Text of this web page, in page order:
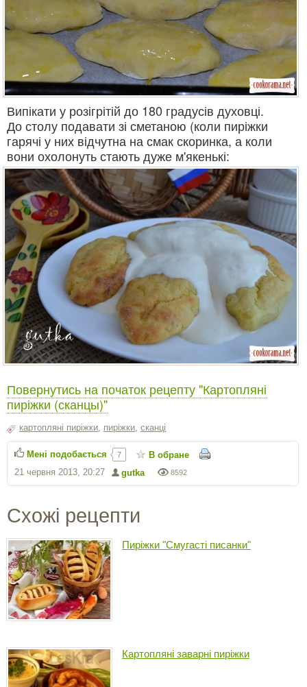
Випікати у розігрітій до 180 градусів духовці.
До столу подавати зі сметаною (коли пиріжки
гарячі у них відчутна на смак скоринка, а коли
вони охолонуть стають дуже м'якенькі:
Повернутись на початок рецепту "Картопляні
пиріжки (сканцы)"
картопляні пиріжки, пиріжки, сканці
8592
gutka
21 червня 2013, 20:27
Мені подобається 7 В обране
Схожі рецепти
Пиріжки "Смугасті писанки"
Картопляні заварні пиріжки